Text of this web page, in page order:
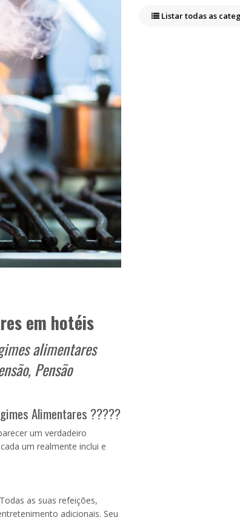
em hotéis
alimentares
Pensão
Alimentares ?????
um verdadeiro
um realmente inclui e
as suas refeições,
adicionais. Seu
Listar todas as